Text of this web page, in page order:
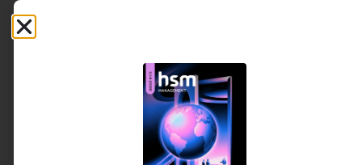
constantemente e sustentar escolhas, opiniões e
fenômeno revela sobre expectativas sociais,
relações de trabalho e construção de autonomia.
Estela Brunhara - Sócia e
Diretora de Consumer
Behavior & Estratégia da
FutureBrand São Paulo
3 MINUTOS MIN DE LEITURA